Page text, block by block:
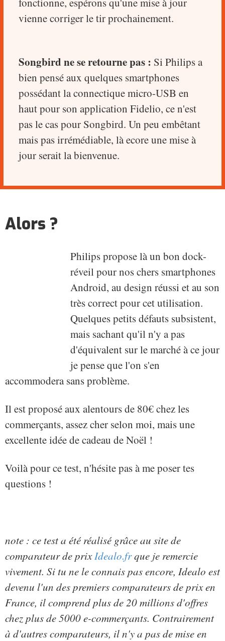
vienne corriger le tir prochainement.
Songbird ne se retourne pas : Si Philips a
bien pensé aux quelques smartphones
possédant la connectique micro-USB en
haut pour son application Fidelio, ce n'est
pas le cas pour Songbird. Un peu embêtant
mais pas irrémédiable, là ecore une mise à
jour serait la bienvenue.
Alors ?
Philips propose là un bon dock-
réveil pour nos chers smartphones
Android, au design réussi et au son
très correct pour cet utilisation.
Quelques petits défauts subsistent,
mais sachant qu'il n'y a pas
d'équivalent sur le marché à ce jour
je pense que l'on s'en
accommodera sans problème.
Il est proposé aux alentours de 80€ chez les
commerçants, assez cher selon moi, mais une
excellente idée de cadeau de Noël !
Voilà pour ce test, n'hésite pas à me poser tes
questions !
note : ce test a été réalisé grâce au site de
comparateur de prixIdealo.frque je remercie
vivement. Si tu ne le connais pas encore, Idealo est
devenu l'un des premiers comparateurs de prix en
France, il comprend plus de 20 millions d'offres
chez plus de 5000 e-commerçants. Contrairement
à d'autres comparateurs, il n'y a pas de mise en